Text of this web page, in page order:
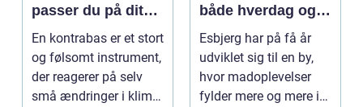
passer du på dit
instrument
En kontrabas er et stort
og følsomt instrument,
der reagerer på selv
små ændringer i klima,
både hverdag og
fest
Esbjerg har på få år
udviklet sig til en by,
hvor madoplevelser
fylder mere og mere i